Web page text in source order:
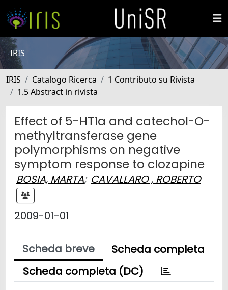
IRIS
IRIS Catalogo Ricerca
1 Contributo su Rivista
1.5 Abstract in rivista
Effect of 5-HT1a and catechol-O-
methyltransferase gene
polymorphisms on negative
symptom response to clozapine
BOSIA, MARTA; CAVALLARO , ROBERTO
2009-01-01
Scheda breve
Scheda completa
Scheda completa (DC)